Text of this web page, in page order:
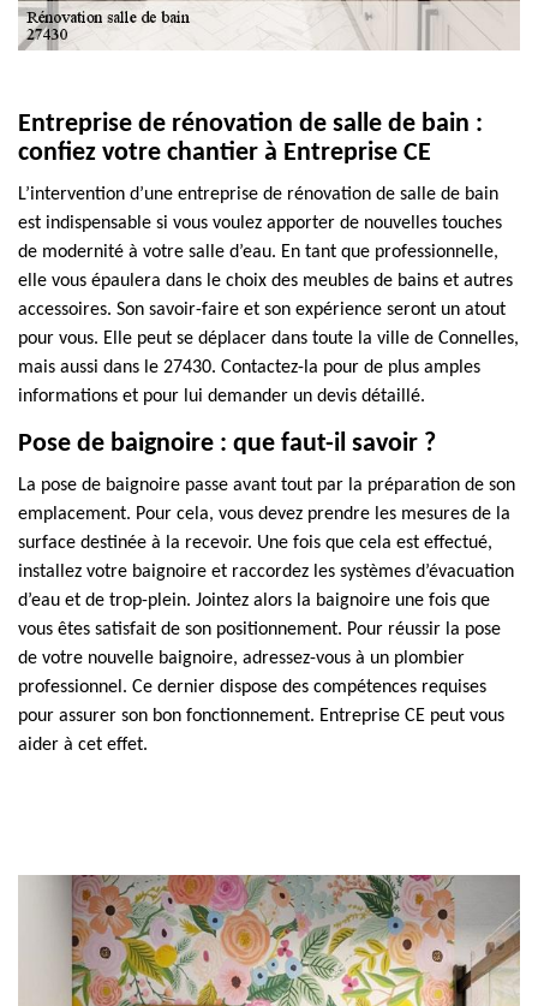
Entreprise de rénovation de salle de bain :
confiez votre chantier à Entreprise CE
L’intervention d’une entreprise de rénovation de salle de bain
est indispensable si vous voulez apporter de nouvelles touches
de modernité à votre salle d’eau. En tant que professionnelle,
elle vous épaulera dans le choix des meubles de bains et autres
accessoires. Son savoir-faire et son expérience seront un atout
pour vous. Elle peut se déplacer dans toute la ville de Connelles,
mais aussi dans le 27430. Contactez-la pour de plus amples
informations et pour lui demander un devis détaillé.
Pose de baignoire : que faut-il savoir ?
La pose de baignoire passe avant tout par la préparation de son
emplacement. Pour cela, vous devez prendre les mesures de la
surface destinée à la recevoir. Une fois que cela est effectué,
installez votre baignoire et raccordez les systèmes d’évacuation
d’eau et de trop-plein. Jointez alors la baignoire une fois que
vous êtes satisfait de son positionnement. Pour réussir la pose
de votre nouvelle baignoire, adressez-vous à un plombier
professionnel. Ce dernier dispose des compétences requises
pour assurer son bon fonctionnement. Entreprise CE peut vous
aider à cet effet.